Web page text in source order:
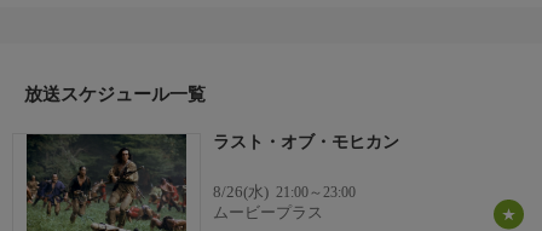
監督
出演者
ダニエル・デイ＝ルイス／マデリーン・ストー／ジョディ・メイ
放送スケジュール一覧
ラスト・オブ・モヒカン
8/26(水) 21:00～23:00
ムービープラス